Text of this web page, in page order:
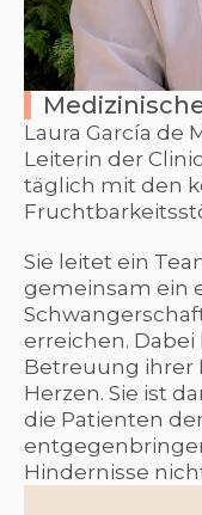
Laura García de
Leiterin der
täglich mit den
Sie leitet ein
gemeinsam ein
erreichen.
Betreuung ihrer
Herzen. Sie ist
die Patienten
Hindernisse